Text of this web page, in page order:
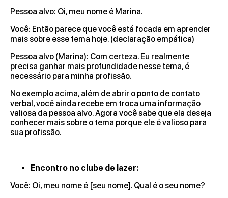
Pessoa alvo: Oi, meu nome é Marina.
Você: Então parece que você está focada em aprender
mais sobre esse tema hoje. (declaração empática)
Pessoa alvo (Marina): Com certeza. Eu realmente
precisa ganhar mais profundidade nesse tema, é
necessário para minha profissão.
No exemplo acima, além de abrir o ponto de contato
verbal, você ainda recebe em troca uma informação
valiosa da pessoa alvo. Agora você sabe que ela deseja
conhecer mais sobre o tema porque ele é valioso para
sua profissão.
Encontro no clube de lazer:
Você: Oi, meu nome é [seu nome]. Qual é o seu nome?